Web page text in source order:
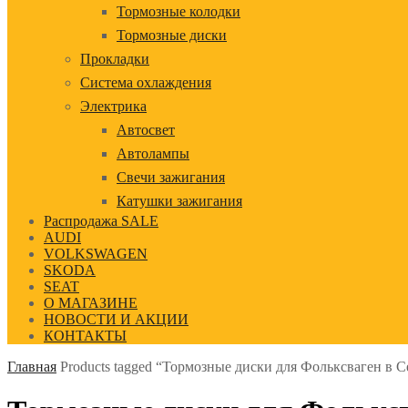
Тормозные колодки
Тормозные диски
Прокладки
Система охлаждения
Электрика
Автосвет
Автолампы
Свечи зажигания
Катушки зажигания
Распродажа SALE
AUDI
VOLKSWAGEN
SKODA
SEAT
О МАГАЗИНЕ
НОВОСТИ И АКЦИИ
КОНТАКТЫ
Главная Products tagged “Тормозные диски для Фольксваген в